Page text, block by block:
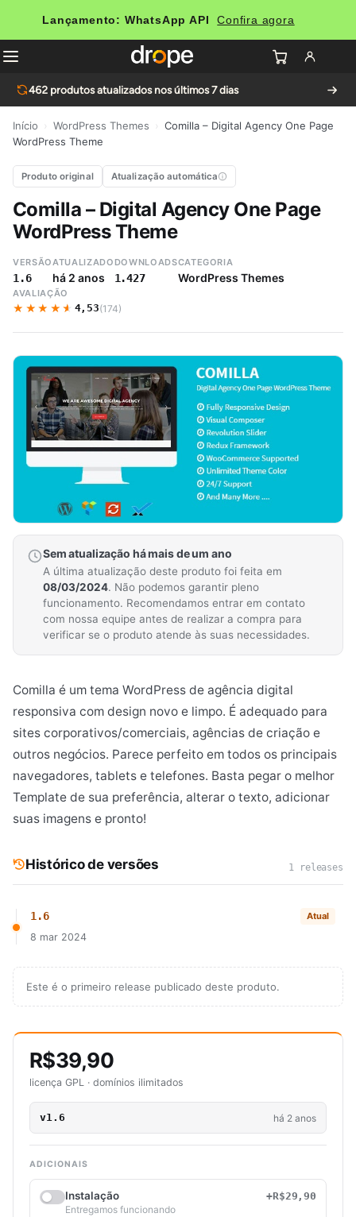
Lançamento: WhatsApp API Confira agora
462 produtos atualizados nos últimos 7 dias
Início WordPress Themes
Comilla – Digital Agency One Page
WordPress Theme
Produto original Atualização automática
Comilla – Digital Agency One Page
WordPress Theme
VERSÃO
1.6
ATUALIZADO
há 2 anos
DOWNLOADS
1.427
CATEGORIA
WordPress Themes
AVALIAÇÃO
★★★★★
★★★★★ 4,53(174)
Sem atualização há mais de um ano
A última atualização deste produto foi feita em
08/03/2024. Não podemos garantir pleno
funcionamento. Recomendamos entrar em contato
com nossa equipe antes de realizar a compra para
verificar se o produto atende às suas necessidades.
Comilla é um tema WordPress de agência digital
responsiva com design novo e limpo. É adequado para
sites corporativos/comerciais, agências de criação e
outros negócios. Parece perfeito em todos os principais
navegadores, tablets e telefones. Basta pegar o melhor
Template de sua preferência, alterar o texto, adicionar
suas imagens e pronto!
Histórico de versões 1 releases
1.6 Atual
8 mar 2024
Este é o primeiro release publicado deste produto.
R$39,90
licença GPL · domínios ilimitados
v1.6 há 2 anos
ADICIONAIS
Instalação
+R$29,90
Entregamos funcionando